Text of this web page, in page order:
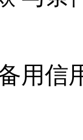
用信